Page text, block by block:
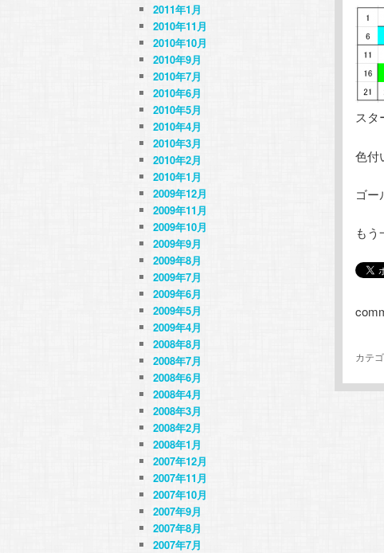
スタ
色付
ゴー
もう
カテ
2011年1月
2010年11月
2010年10月
2010年9月
2010年7月
2010年6月
2010年5月
2010年4月
2010年3月
2010年2月
2010年1月
2009年12月
2009年11月
2009年10月
2009年9月
2009年8月
2009年7月
2009年6月
2009年5月
2009年4月
2008年8月
2008年7月
2008年6月
2008年4月
2008年3月
2008年2月
2008年1月
2007年12月
2007年11月
2007年10月
2007年9月
2007年8月
2007年7月